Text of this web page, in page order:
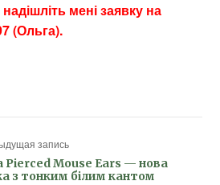
мені заявку на
(Ольга).
запись
Pierced Mouse Ears — нова
з тонким білим кантом